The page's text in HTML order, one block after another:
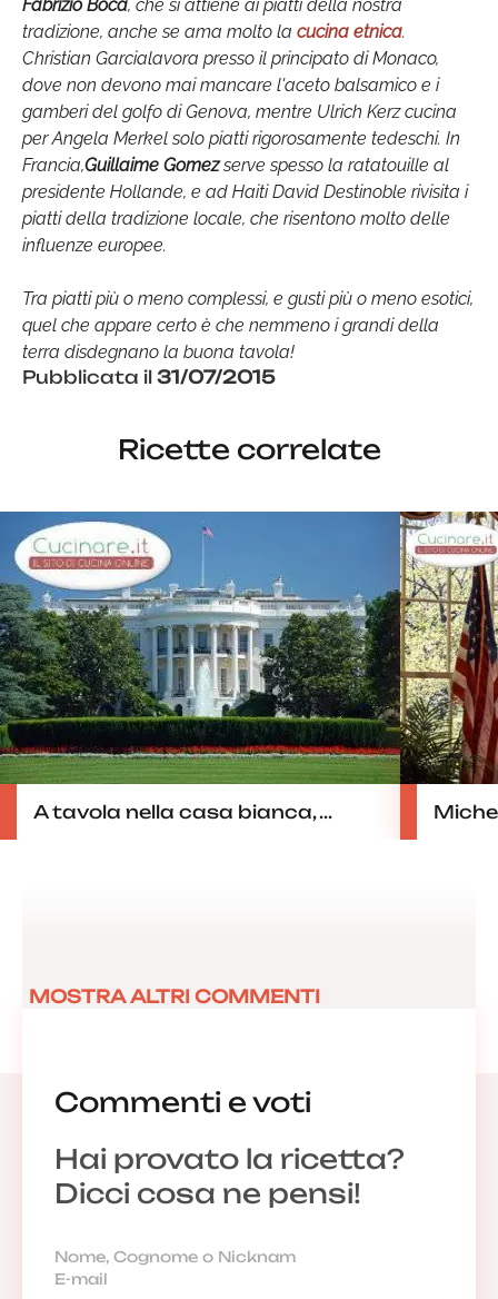
Fabrizio Boca, che si attiene ai piatti della nostra
tradizione, anche se ama molto la cucina etnica.
Christian Garcialavora presso il principato di Monaco,
dove non devono mai mancare l'aceto balsamico e i
gamberi del golfo di Genova, mentre Ulrich Kerz cucina
per Angela Merkel solo piatti rigorosamente tedeschi. In
Francia,Guillaime Gomezserve spesso la ratatouille al
presidente Hollande, e ad Haiti David Destinoble rivisita i
piatti della tradizione locale, che risentono molto delle
influenze europee.
Tra piatti più o meno complessi, e gusti più o meno esotici,
quel che appare certo è che nemmeno i grandi della
terra disdegnano la buona tavola!
Pubblicata il 31/07/2015
Ricette correlate
A tavola nella casa bianca, ...
Commenti e voti
Hai provato la ricetta?
Dicci cosa ne pensi!
MOSTRA ALTRI COMMENTI